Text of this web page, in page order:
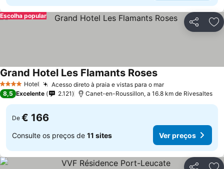
Partilhar
Escolha popular
4 EstrelasHotel Acesso direto à praia e vistas para o mar
Grand Hotel Les Flamants Roses
8,5 Excelente 2.121 Canet-en-Roussillon, a 16.8 km de Rivesaltes
De € 166
Consulte os preços de 11 sites Ver preços